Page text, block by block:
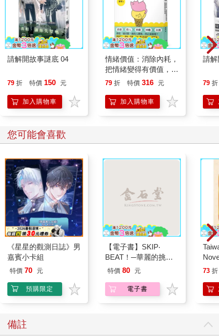
請解開故事謎底 04
79 折 特價 150 元
加入購物車
情緒價值：消除內耗，
把情緒變得有價值，跟
誰都能自在相處
79 折 特價 316 元
加入購物車
請解
79 折
您可能會喜歡
《星星的觀測日誌》男
嘉賓小卡組
特價 70 元
預購限定
【電子書】SKIP‧
BEAT！─華麗的挑戰─
(52)
特價 80 元
電子書
73 折
備註